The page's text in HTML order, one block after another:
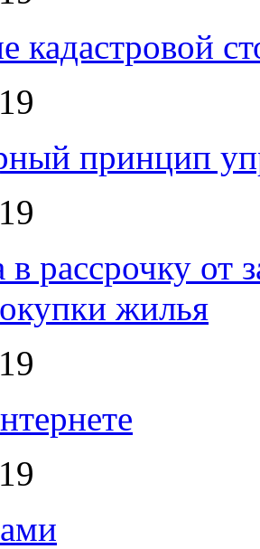
кадастровой
принцип
в рассрочку
жилья